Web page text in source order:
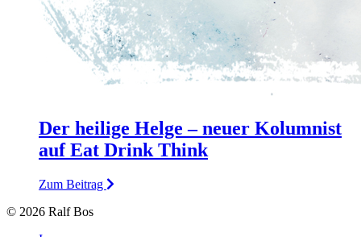
Der heilige Helge – neuer Kolumnist
auf Eat Drink Think
Zum Beitrag
© 2026 Ralf Bos